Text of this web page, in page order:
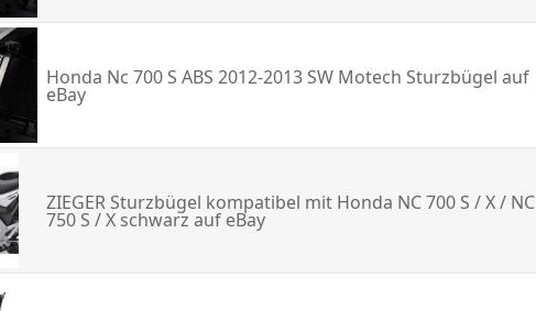
Honda Nc 700 S ABS 2012-2013 SW Motech Sturzbügel auf
eBay
ZIEGER Sturzbügel kompatibel mit Honda NC 700 S / X / NC
750 S / X schwarz auf eBay